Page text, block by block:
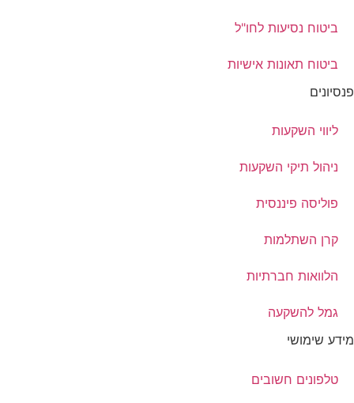
ביטוח נסיעות לחו"ל
ביטוח תאונות אישיות
פנסיונים
ליווי השקעות
ניהול תיקי השקעות
פוליסה פיננסית
קרן השתלמות
הלוואות חברתיות
גמל להשקעה
מידע שימושי
טלפונים חשובים